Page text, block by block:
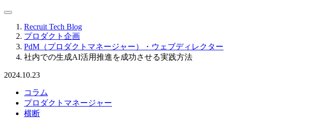
Recruit Tech Blog
プロダクト企画
PdM（プロダクトマネージャー）・ウェブディレクター
社内での生成AI活用推進を成功させる実践方法
2024.10.23
コラム
プロダクトマネージャー
横断